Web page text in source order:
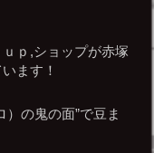
ｐ,ショップが赤塚
ます！
の鬼の面”で豆ま